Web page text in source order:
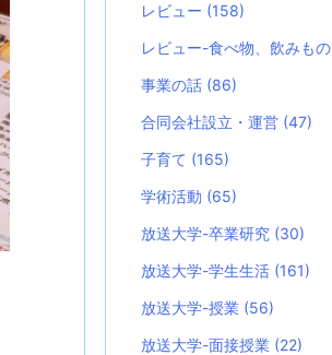
レビュー (158)
レビュー-食べ物、飲みもの
事業の話 (86)
合同会社設立・運営 (47)
子育て (165)
学術活動 (65)
放送大学-卒業研究 (30)
放送大学-学生生活 (161)
放送大学-授業 (56)
放送大学-面接授業 (22)